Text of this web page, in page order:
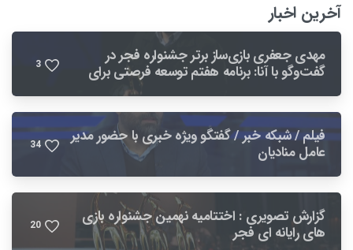
آخرین اخبار
مهدی جعفری بازی‌ساز برتر جشنواره فجر در
گفت‌وگو با آنا: برنامه هفتم توسعه فرصتی برای 3
فیلم / شبکه خبر / گفتگو ویژه خبری با حضور مدیر
عامل منادیان 34
گزارش تصویری : اختتامیه نهمین جشنواره بازی
های رایانه ای فجر 20